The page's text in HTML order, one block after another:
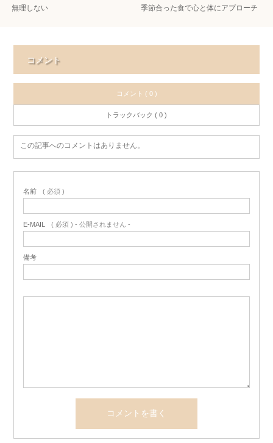
無理しない 季節合った食で心と体にアプローチ
コメント
コメント ( 0 )
トラックバック ( 0 )
この記事へのコメントはありません。
名前 ( 必須 )
E-MAIL ( 必須 ) - 公開されません -
備考